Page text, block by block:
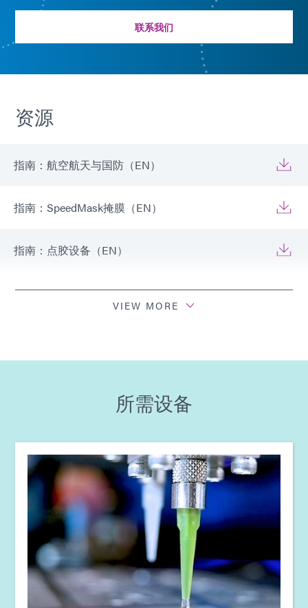
联系我们
资源
指南：航空航天与国防（EN）
指南：SpeedMask掩膜（EN）
指南：点胶设备（EN）
指南：光固化设备（EN）
指南：光固化设备（欧洲|EN）
指南：航空航天与国防（亚洲|EN）
指南：SpeedMask掩膜（亚洲|EN）
指南：光固化设备（亚洲|EN）
VIEW MORE
所需设备